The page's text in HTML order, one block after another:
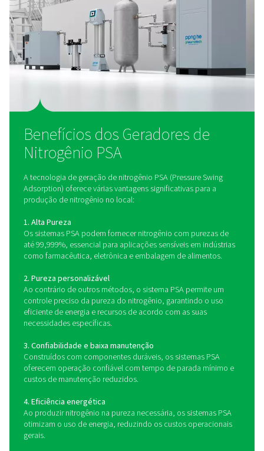
PPNG 100-800 HE geradores de
O PPNG 100-800 HE é o gerador de nitrogênio PSA de
premium da Pneumatech, oferecendo desempenho,
pureza líderes da categoria.&lt;br>